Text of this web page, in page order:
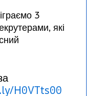
3
які
H0VTts00